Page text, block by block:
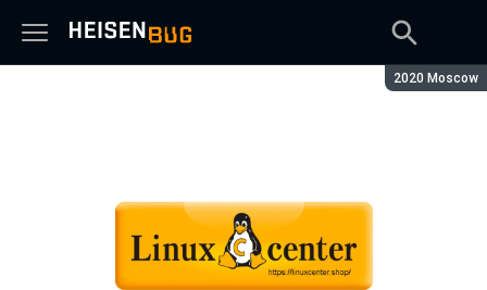
Сезон:
2020 Moscow